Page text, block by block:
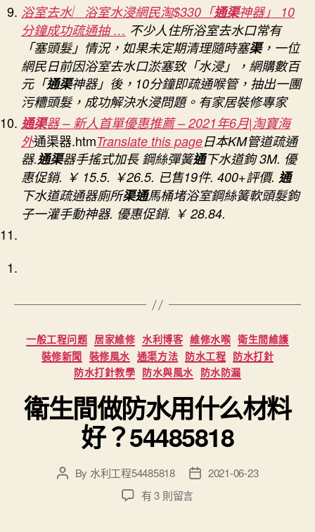
浴室去水︳浴室水浸網民淘$330「通渠神器」 10
分鐘成功疏通抽 … 不少人住所浴室去水口常有
「塞頭髮」情況，如果未定期清理隨時塞渠，一位
網民日前因浴室去水口淤塞致「水浸」，網購數百
元「通渠神器」後，10分鐘即疏通喉管，抽出一團
污糟頭髮，成功解決水浸問題。有家居裝修專家
通渠器 – 新人首單優惠推薦 – 2021年6月|淘寶海
外通渠器.htmTranslate this page日本KM管道疏通
器.通渠器手搖式加長 鋼絲彈簧通下水道鉤 3M. 優
惠促銷. ￥ 15.5. ￥26.5. 已售19件. 400+評價. 通
下水道疏通器廁所渠通馬桶堵浴室鋼絲簧軟頭髮鉤
子一灌手動神器. 優惠促銷. ￥ 28.84.
Categories
一般工程问题 居家維修 水利博客 維修水喉 衛生間維護
裝修新聞 裝修風水 通渠方法 防水工程 防水打針
防水打針教學 防水與風水 防水防漏
衛生間做防水用什么材料
好？54485818
PostBy 水利工程54485818
Post2021-06-23
在
有 3 則留言